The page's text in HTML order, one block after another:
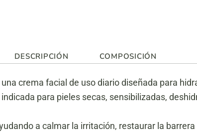
DESCRIPCIÓN COMPOSICIÓN
crema facial de uso diario diseñada para
para pieles secas, sensibilizadas,
a calmar la irritación, restaurar la